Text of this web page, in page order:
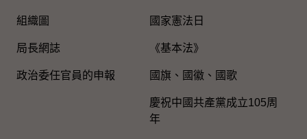
組織圖​
局長網誌
政治委任官員的申報
國家憲法日
《基本法》
國旗、國徽、國歌
慶祝中國共產黨成立105周
年